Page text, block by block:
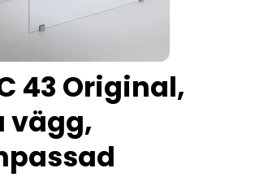
43 Original,
vägg,